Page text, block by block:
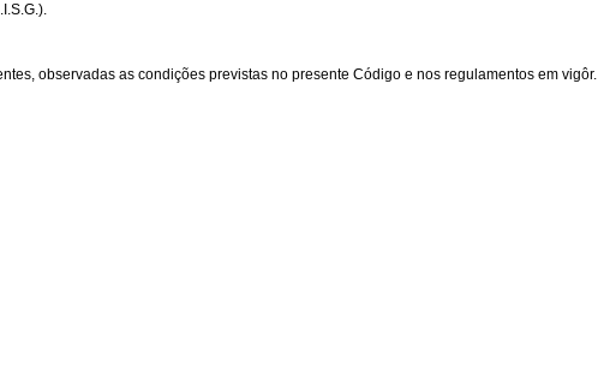
observadas as condições previstas no presente Código e nos regulamentos em vigôr.